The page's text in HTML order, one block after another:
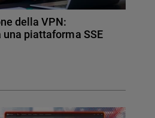
della VPN:
piattaforma SSE